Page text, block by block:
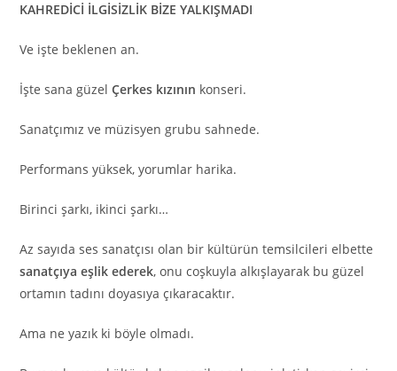
KAHREDİCİ İLGİSİZLİK BİZE YALKIŞMADI
Ve işte beklenen an.
İşte sana güzelÇerkes kızının konseri.
Sanatçımız ve müzisyen grubu sahnede.
Performans yüksek, yorumlar harika.
Birinci şarkı, ikinci şarkı…
Az sayıda ses sanatçısı olan bir kültürün temsilcileri elbette
sanatçıya eşlik ederek, onu coşkuyla alkışlayarak bu güzel
ortamın tadını doyasıya çıkaracaktır.
Ama ne yazık ki böyle olmadı.